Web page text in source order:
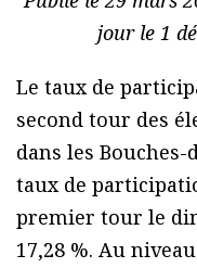
jour le 1
Le taux de
second tour des
dans les Bouches-
taux de
premier tour le
17,28 %. Au